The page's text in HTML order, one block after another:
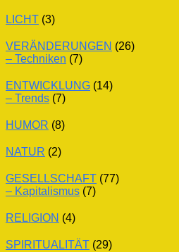
LICHT (3)
VERÄNDERUNGEN (26)
– Techniken (7)
ENTWICKLUNG (14)
– Trends (7)
HUMOR (8)
NATUR (2)
GESELLSCHAFT (77)
– Kapitalismus (7)
RELIGION (4)
SPIRITUALITÄT (29)